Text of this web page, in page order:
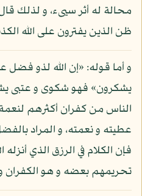
محالة له أثر سيىء، و لذلك قال
ظن الذين يفترون على الله
و أما قوله: «إن الله لذو فضل
يشكرون» فهو شكوى و عتبى
الناس من كفران أكثرهم
عطيته و نعمته، و المراد
فإن الكلام في الرزق الذي
تحريمهم بعضه و هو الكفران